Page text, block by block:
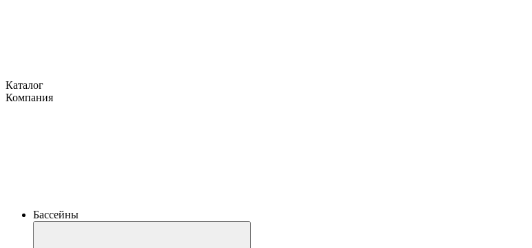
Каталог
Компания
Бассейны